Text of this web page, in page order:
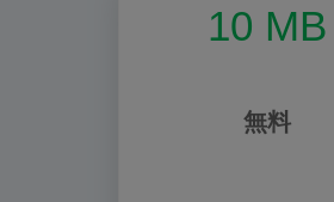
10 MB
無料